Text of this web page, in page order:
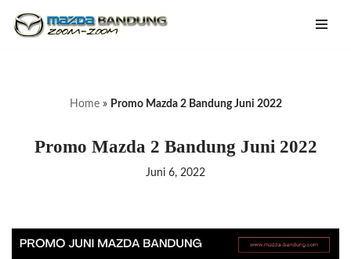
Home» Promo Mazda 2 Bandung Juni 2022
Promo Mazda 2 Bandung Juni 2022
Juni 6, 2022